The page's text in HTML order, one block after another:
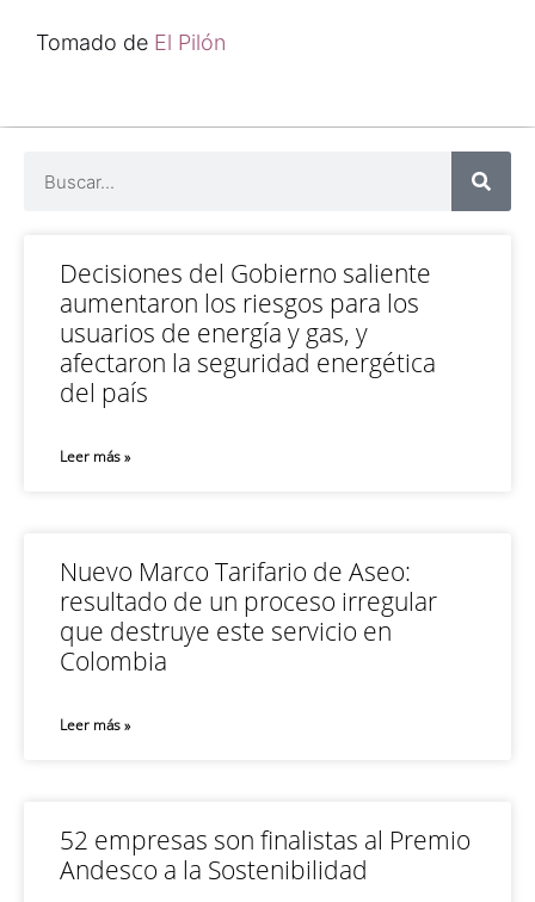
Tomado de El Pilón
Decisiones del Gobierno saliente
aumentaron los riesgos para los
usuarios de energía y gas, y
afectaron la seguridad energética
del país
Leer más »
Nuevo Marco Tarifario de Aseo:
resultado de un proceso irregular
que destruye este servicio en
Colombia
Leer más »
52 empresas son finalistas al Premio
Andesco a la Sostenibilidad